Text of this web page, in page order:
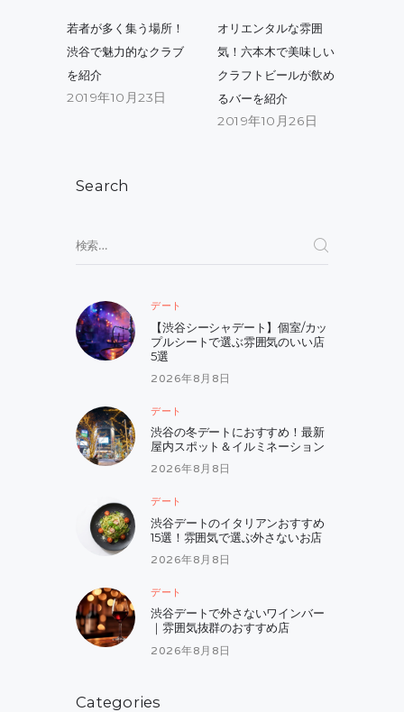
稿
ナ
ビ
Previous
若者が多く集う場所！
渋谷で魅力的なクラブ
を紹介
2019年10月23日
Next
オリエンタルな雰囲
気！六本木で美味しい
クラフトビールが飲め
るバーを紹介
2019年10月26日
Search
索:
デート
【渋谷シーシャデート】個室/カッ
プルシートで選ぶ雰囲気のいい店
5選
2026年8月8日
デート
渋谷の冬デートにおすすめ！最新
屋内スポット＆イルミネーション
2026年8月8日
デート
渋谷デートのイタリアンおすすめ
15選！雰囲気で選ぶ外さないお店
2026年8月8日
デート
渋谷デートで外さないワインバー
｜雰囲気抜群のおすすめ店
2026年8月8日
Categories